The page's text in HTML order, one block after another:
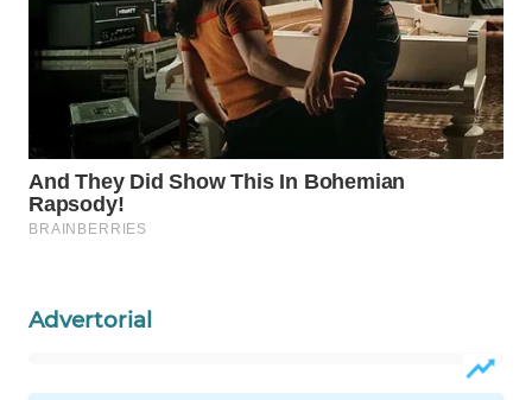
Advertorial
WAHANA
TRAVEL
WAHANA
TV
WAHANANEWS
ID
NET